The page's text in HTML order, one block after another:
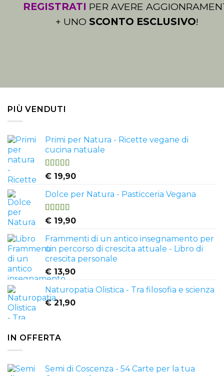
REGISTRATI PER AVERE
+ UNO SCONTO ESCLUSIVO!
PIÙ VENDUTI
Primi per Natura - Ricette vegane di
cucina natuale
Valutato
su 5
€ 19,90
Dolce per Natura - Pasticceria Vegana
Valutato
su 5
€ 19,90
Frammenti di un antico insegnamento per
un percorso di crescita attuale - Libro di
crescita personale
€ 13,90
Naturopatia Olistica - Tra filosofia e scienza
€21,90
IN OFFERTA
Semi di Coscenza - 54 Carte per la tua